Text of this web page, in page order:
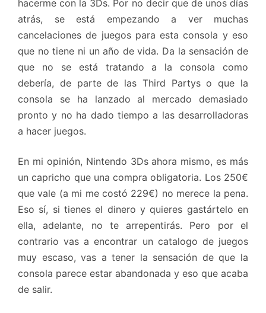
hacerme con la 3Ds. Por no decir que de unos días
atrás, se está empezando a ver muchas
cancelaciones de juegos para esta consola y eso
que no tiene ni un año de vida. Da la sensación de
que no se está tratando a la consola como
debería, de parte de las Third Partys o que la
consola se ha lanzado al mercado demasiado
pronto y no ha dado tiempo a las desarrolladoras
a hacer juegos.
En mi opinión, Nintendo 3Ds ahora mismo, es más
un capricho que una compra obligatoria. Los 250€
que vale (a mi me costó 229€) no merece la pena.
Eso sí, si tienes el dinero y quieres gastártelo en
ella, adelante, no te arrepentirás. Pero por el
contrario vas a encontrar un catalogo de juegos
muy escaso, vas a tener la sensación de que la
consola parece estar abandonada y eso que acaba
de salir.